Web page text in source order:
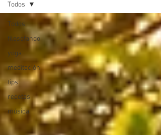
Todos
filosofando
yoga
meditación
tips
recetas
música
Todos